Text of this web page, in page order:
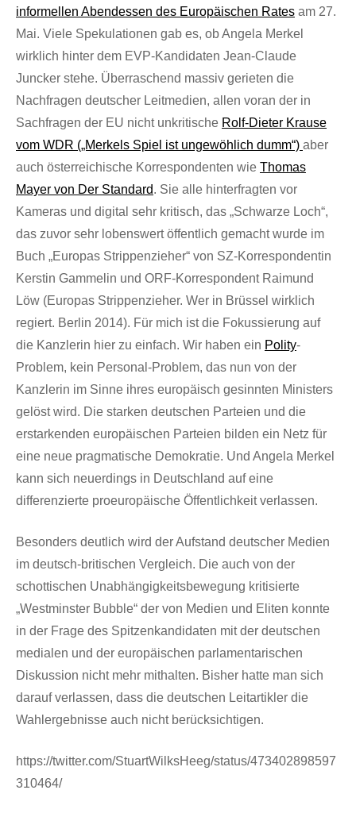
informellen Abendessen des Europäischen Rates am 27.
Mai. Viele Spekulationen gab es, ob Angela Merkel
wirklich hinter dem EVP-Kandidaten Jean-Claude
Juncker stehe. Überraschend massiv gerieten die
Nachfragen deutscher Leitmedien, allen voran der in
Sachfragen der EU nicht unkritische Rolf-Dieter Krause
vom WDR („Merkels Spiel ist ungewöhlich dumm“) aber
auch österreichische Korrespondenten wie Thomas
Mayer von Der Standard. Sie alle hinterfragten vor
Kameras und digital sehr kritisch, das „Schwarze Loch“,
das zuvor sehr lobenswert öffentlich gemacht wurde im
Buch „Europas Strippenzieher“ von SZ-Korrespondentin
Kerstin Gammelin und ORF-Korrespondent Raimund
Löw (Europas Strippenzieher. Wer in Brüssel wirklich
regiert. Berlin 2014). Für mich ist die Fokussierung auf
die Kanzlerin hier zu einfach. Wir haben ein Polity-
Problem, kein Personal-Problem, das nun von der
Kanzlerin im Sinne ihres europäisch gesinnten Ministers
gelöst wird. Die starken deutschen Parteien und die
erstarkenden europäischen Parteien bilden ein Netz für
eine neue pragmatische Demokratie. Und Angela Merkel
kann sich neuerdings in Deutschland auf eine
differenzierte proeuropäische Öffentlichkeit verlassen.
Besonders deutlich wird der Aufstand deutscher Medien
im deutsch-britischen Vergleich. Die auch von der
schottischen Unabhängigkeitsbewegung kritisierte
„Westminster Bubble“ der von Medien und Eliten konnte
in der Frage des Spitzenkandidaten mit der deutschen
medialen und der europäischen parlamentarischen
Diskussion nicht mehr mithalten. Bisher hatte man sich
darauf verlassen, dass die deutschen Leitartikler die
Wahlergebnisse auch nicht berücksichtigen.
https://twitter.com/StuartWilksHeeg/status/473402898597
310464/